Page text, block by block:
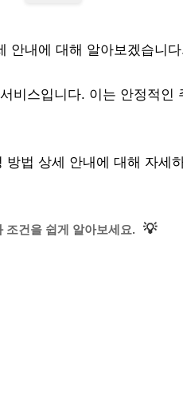
안내에 대해 알아보겠습니
비스입니다. 이는 안정적인
법 상세 안내에 대해 자세
조건을 쉽게 알아보세요. 💡